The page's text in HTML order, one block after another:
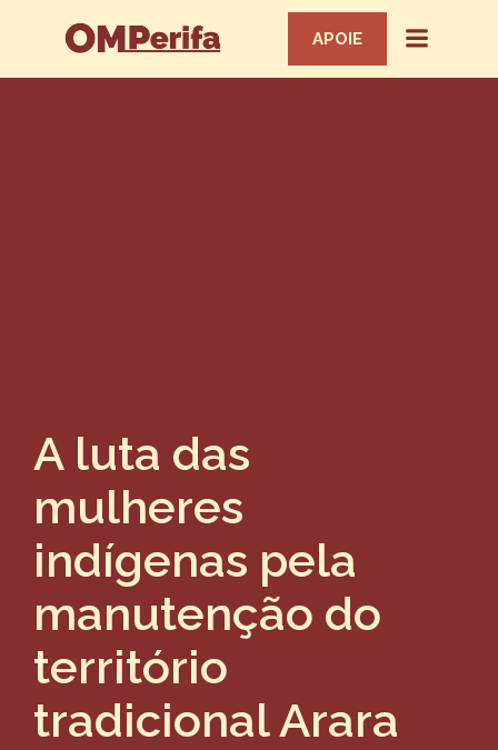
APOIE
A luta das
mulheres
indígenas pela
manutenção do
território
tradicional Arara